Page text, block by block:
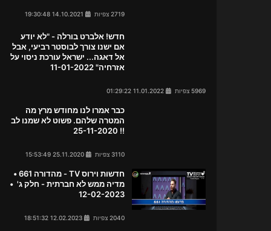
2719 צפיות
חדש! אלברט בורלה - "לא יודע
אם ישנו צורך לבוסטר רביעי, אבל
אל דאגה... ישראל עורכת ניסוי על
אזרחיה" 11-01-2022
5969 צפיות
כבר אמרו לנו מחודש מרץ מה
המטרה שלהם. פשוט לא שמנו לב
!! 25-11-2020
3110 צפיות
חדשות וירוס TV - מהדורה 661 •
מדיה ממש לא חברתית - חלק ג' •
12-02-2023
2040 צפיות